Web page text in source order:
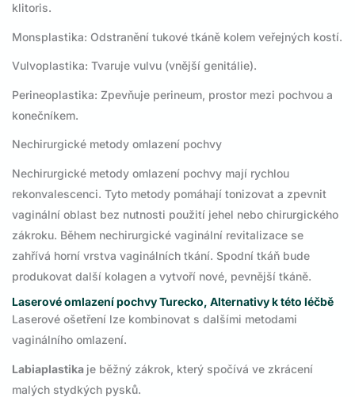
klitoris.
Monsplastika: Odstranění tukové tkáně kolem veřejných kostí.
Vulvoplastika: Tvaruje vulvu (vnější genitálie).
Perineoplastika: Zpevňuje perineum, prostor mezi pochvou a
konečníkem.
Nechirurgické metody omlazení pochvy
Nechirurgické metody omlazení pochvy mají rychlou
rekonvalescenci. Tyto metody pomáhají tonizovat a zpevnit
vaginální oblast bez nutnosti použití jehel nebo chirurgického
zákroku. Během nechirurgické vaginální revitalizace se
zahřívá horní vrstva vaginálních tkání. Spodní tkáň bude
produkovat další kolagen a vytvoří nové, pevnější tkáně.
Laserové omlazení pochvy Turecko, Alternativy k této léčbě
Laserové ošetření lze kombinovat s dalšími metodami
vaginálního omlazení.
Labiaplastika je běžný zákrok, který spočívá ve zkrácení
malých stydkých pysků.